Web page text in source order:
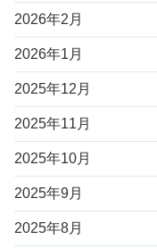
2026年2月
2026年1月
2025年12月
2025年11月
2025年10月
2025年9月
2025年8月